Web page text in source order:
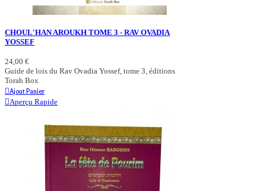
CHOUL'HAN AROUKH TOME 3 - RAV OVADIA
YOSSEF
24,00 €
Guide de lois du Rav Ovadia Yossef, tome 3, éditions
Torah Box
Ajout Panier
Aperçu Rapide